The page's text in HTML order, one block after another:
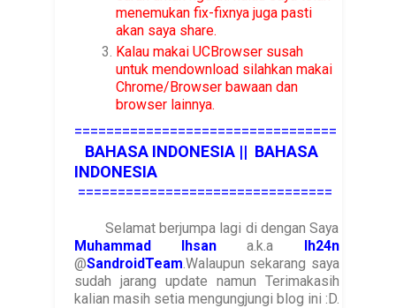
menemukan fix-fixnya juga pasti
akan saya share.
Kalau makai UCBrowser susah
untuk mendownload silahkan makai
Chrome/Browser bawaan dan
browser lainnya.
=================================
BAHASA INDONESIA || BAHASA
INDONESIA
================================
Selamat berjumpa lagi di dengan Saya
Muhammad Ihsana.k.a Ih24n
@SandroidTeam.Walaupun sekarang saya
sudah jarang update namun Terimakasih
kalian masih setia mengungjungi blog ini :D.